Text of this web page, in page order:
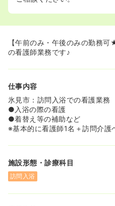
【午前のみ・午後のみの勤務
の看護師業務です♪
仕事内容
氷見市：訪問入浴での看護業務
●入浴の際の看護
●着替え等の補助など
※基本的に看護師1名＋訪問介護
施設形態・診療科目
訪問入浴